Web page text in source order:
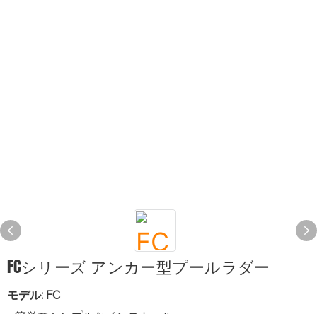
FCシリーズ アンカー型プールラダー
モデル: FC